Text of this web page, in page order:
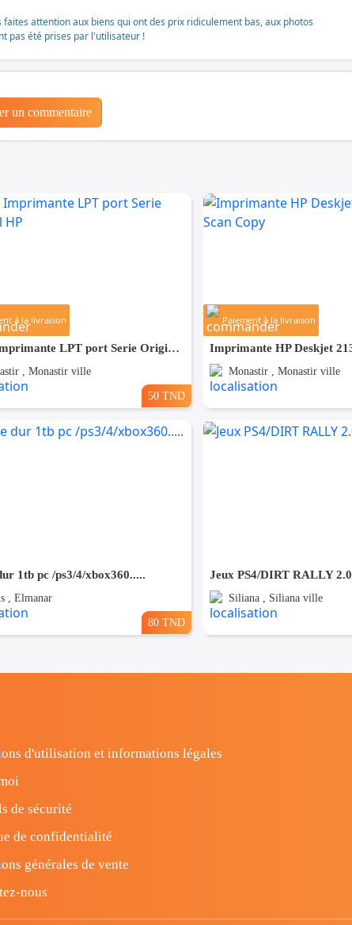
attention aux biens qui ont des prix ridiculement bas, aux photos
pas été prises par l'utilisateur !
un commentaire
à la livraison
Câble Imprimante LPT port Serie Original HP
, Monastir ville
50 TND
Paiement à la livraison
Monastir , Monastir ville
1tb pc /ps3/4/xbox360.....
, Elmanar
80 TND
Jeux PS4/DIRT RALLY 2.0
Siliana , Siliana ville
d'utilisation et informations légales
de sécurité
de confidentialité
générales de vente
nous